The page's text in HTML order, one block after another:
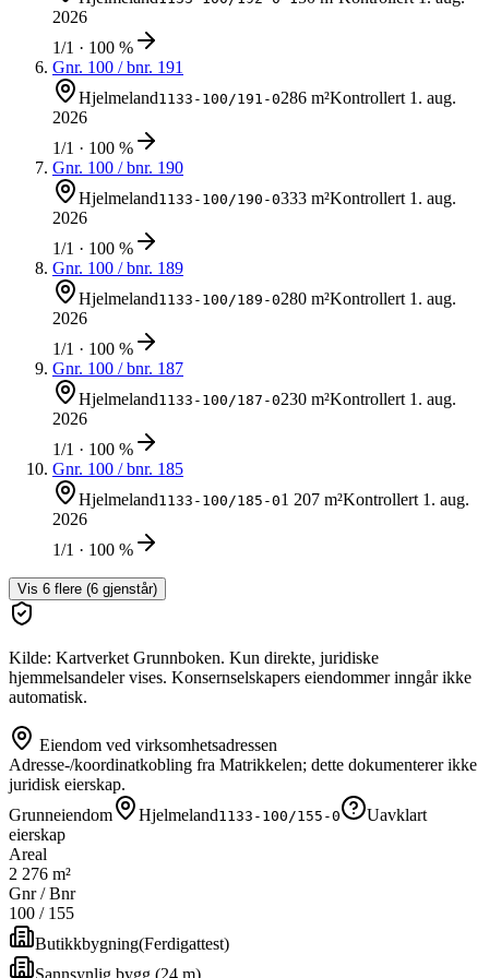
2026
1/1 · 100 %
Gnr. 100 / bnr. 191
Hjelmeland1133-100/191-0286 m²Kontrollert 1. aug.
2026
1/1 · 100 %
Gnr. 100 / bnr. 190
Hjelmeland1133-100/190-0333 m²Kontrollert 1. aug.
2026
1/1 · 100 %
Gnr. 100 / bnr. 189
Hjelmeland1133-100/189-0280 m²Kontrollert 1. aug.
2026
1/1 · 100 %
Gnr. 100 / bnr. 187
Hjelmeland1133-100/187-0230 m²Kontrollert 1. aug.
2026
1/1 · 100 %
Gnr. 100 / bnr. 185
Hjelmeland1133-100/185-01 207 m²Kontrollert 1. aug.
2026
1/1 · 100 %
Vis 6 flere (6 gjenstår)
Kilde: Kartverket Grunnboken. Kun direkte, juridiske
hjemmelsandeler vises. Konsernselskapers eiendommer inngår ikke
automatisk.
Eiendom ved virksomhetsadressen
Adresse-/koordinatkobling fra Matrikkelen; dette dokumenterer ikke
juridisk eierskap.
Grunneiendom
Hjelmeland1133-100/155-0
Uavklart
eierskap
Areal
2 276 m²
Gnr / Bnr
100 / 155
Butikkbygning(Ferdigattest)